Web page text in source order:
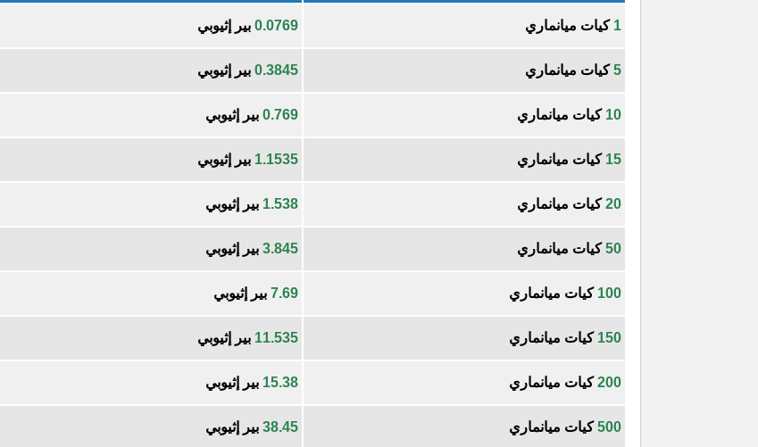
1 كيات ميانماري 0.0769 بير إثيوبي
5كيات ميانماري 0.3845 بير إثيوبي
10 كيات ميانماري 0.769 بير إثيوبي
15 كيات ميانماري 1.1535 بير إثيوبي
20كيات ميانماري 1.538 بير إثيوبي
50كيات ميانماري 3.845 بير إثيوبي
100 كيات ميانماري 7.69 بير إثيوبي
150 كيات ميانماري 11.535 بير إثيوبي
200كيات ميانماري 15.38 بير إثيوبي
500كيات ميانماري 38.45 بير إثيوبي